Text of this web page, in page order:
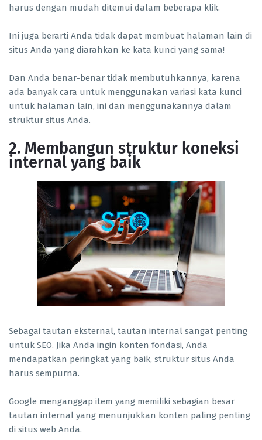
harus dengan mudah ditemui dalam beberapa klik.
Ini juga berarti Anda tidak dapat membuat halaman lain di
situs Anda yang diarahkan ke kata kunci yang sama!
Dan Anda benar-benar tidak membutuhkannya, karena
ada banyak cara untuk menggunakan variasi kata kunci
untuk halaman lain, ini dan menggunakannya dalam
struktur situs Anda.
2. Membangun struktur koneksi
internal yang baik
Sebagai tautan eksternal, tautan internal sangat penting
untuk SEO. Jika Anda ingin konten fondasi, Anda
mendapatkan peringkat yang baik, struktur situs Anda
harus sempurna.
Google menganggap item yang memiliki sebagian besar
tautan internal yang menunjukkan konten paling penting
di situs web Anda.